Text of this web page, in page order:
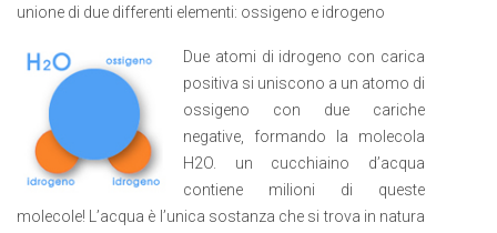
unione di due differenti elementi: ossigeno e idrogeno
Due atomi di idrogeno con carica
positiva si uniscono a un atomo di
ossigeno con due cariche
negative, formando la molecola
H2O. un cucchiaino d’acqua
contiene milioni di queste
molecole! L’acqua è l’unica sostanza che si trova in natura